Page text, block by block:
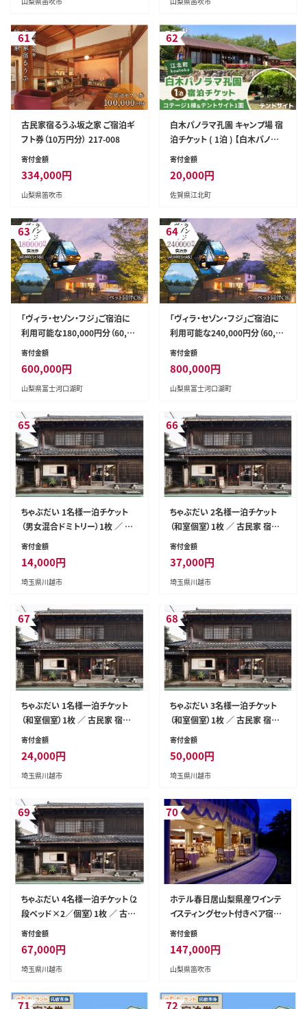
61
古民家宿るうふ坂之家 ご宿泊ギ
フト券（10万円分） 217-008
寄付金額
334,000円
山梨県笛吹市
62
白木パノラマ孔園 キャンプ場 宿
泊チケット ( 1泊 ) 【白木パノラマ
孔園】 [HCJ001]
寄付金額
20,000円
佐賀県江北町
63
「ヴィラ・セゾン・フジ」ご宿泊に
利用可能な180,000円分（60,00
0円×3枚）の宿泊券 FCY003
寄付金額
600,000円
山梨県富士河口湖町
64
「ヴィラ・セゾン・フジ」ご宿泊に
利用可能な240,000円分（60,00
0円×4枚）の宿泊券 FCY004
寄付金額
800,000円
山梨県富士河口湖町
65
ちゃぶだい 1名様一泊チケット
（男女混合ドミトリー）1枚 ／ 古
民家 宿泊 伝統 埼玉県
寄付金額
14,000円
埼玉県川越市
66
ちゃぶだい 2名様一泊チケット
（和室個室）1枚 ／ 古民家 宿泊
伝統 埼玉県
寄付金額
37,000円
埼玉県川越市
67
ちゃぶだい 1名様一泊チケット
（和室個室）1枚 ／ 古民家 宿泊
伝統 埼玉県
寄付金額
24,000円
埼玉県川越市
68
ちゃぶだい 3名様一泊チケット
（和室個室）1枚 ／ 古民家 宿泊
伝統 埼玉県
寄付金額
50,000円
埼玉県川越市
69
ちゃぶだい 4名様一泊チケット（2
段ベッド×2／個室）1枚 ／ 古民
家 宿泊 伝統 埼玉県
寄付金額
67,000円
埼玉県川越市
70
ホテル春日居山梨県産ワインテ
イスティングセット付きペア宿泊
券（1泊2日 2食付き）※平休日の
寄付金額
147,000円
山梨県笛吹市
71 72